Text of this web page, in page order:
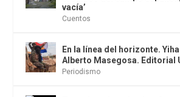
vacía’
Cuentos
En la línea del horizonte.
Alberto Masegosa. Editorial
Periodismo